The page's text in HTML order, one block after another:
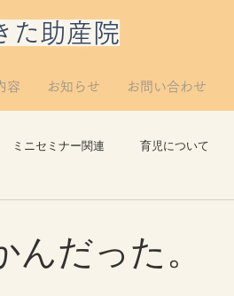
た助産院
容 お知らせ お問い合わせ
ミニセミナー関連 育児について
だった。